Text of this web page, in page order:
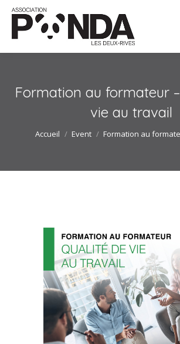
Formation au formateur
vie au travail
Vous êtes ici :
Accueil Event Formation au